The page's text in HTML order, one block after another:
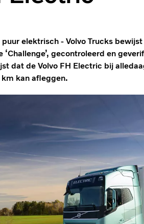
elektrisch - Volvo Trucks
‘Challenge’, gecontroleerd en
dat de Volvo FH Electric bij
kan afleggen.